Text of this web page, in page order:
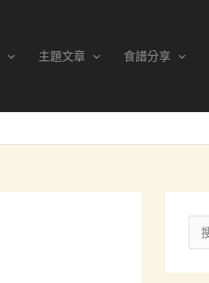
主題文章 食譜分享